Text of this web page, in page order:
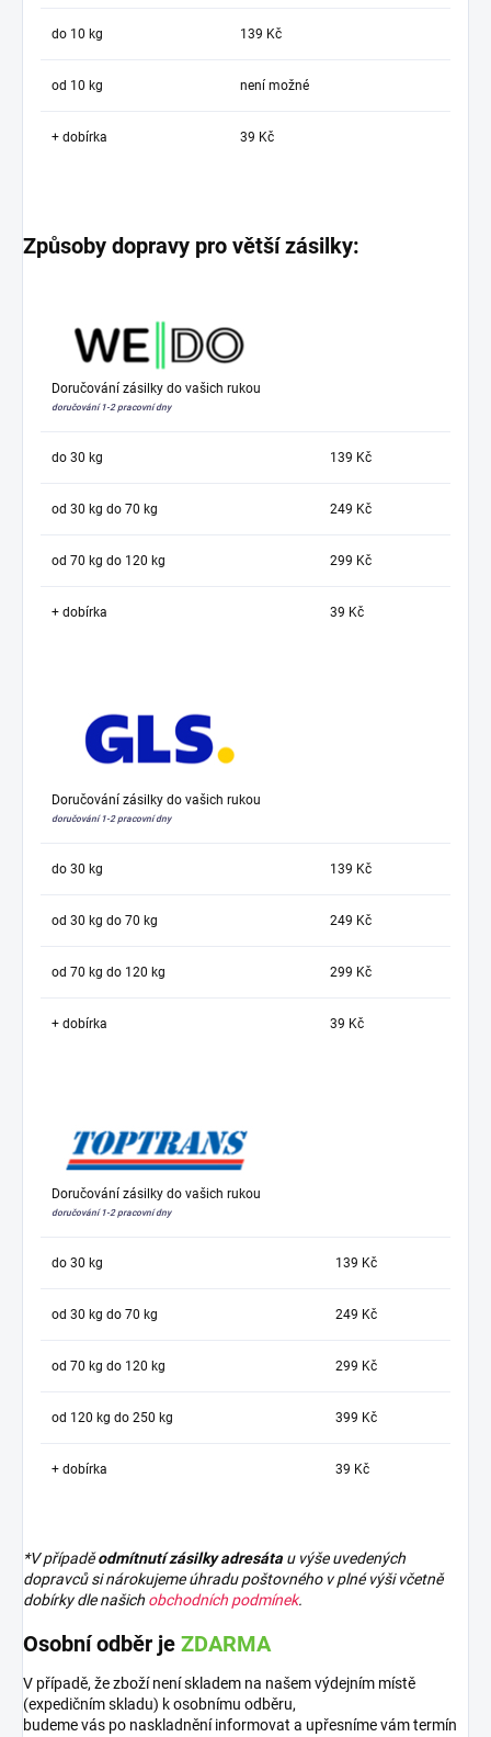
do 10 kg 139 Kč
od 10 kg není možné
+ dobírka 39 Kč
Způsoby dopravy pro větší zásilky:
Doručování zásilky do vašich rukou
doručování 1-2 pracovní dny
do 30 kg 139 Kč
od 30 kg do 70 kg 249 Kč
od 70 kg do 120 kg 299 Kč
+ dobírka 39 Kč
Doručování zásilky do vašich rukou
doručování 1-2 pracovní dny
do 30 kg 139 Kč
od 30 kg do 70 kg 249 Kč
od 70 kg do 120 kg 299 Kč
+ dobírka 39 Kč
Doručování zásilky do vašich rukou
doručování 1-2 pracovní dny
do 30 kg 139 Kč
od 30 kg do 70 kg 249 Kč
od 70 kg do 120 kg 299 Kč
od 120 kg do 250 kg 399 Kč
+ dobírka 39 Kč
*V případěodmítnutí zásilky adresáta u výše uvedených
dopravců si nárokujeme úhradu poštovného v plné výši včetně
dobírky dle našich obchodních podmínek.
Osobní odběr je ZDARMA
V případě, že zboží není skladem na našem výdejním místě
(expedičním skladu) k osobnímu odběru,
budeme vás po naskladnění informovat a upřesníme vám termín